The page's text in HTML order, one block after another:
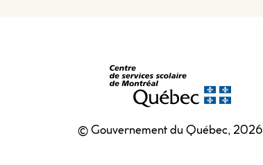
© Gouvernement du Québec, 2026